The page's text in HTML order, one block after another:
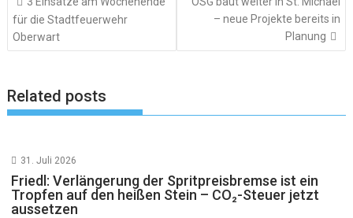
für die Stadtfeuerwehr
Oberwart
– neue Projekte bereits in
Planung
Related posts
31. Juli 2026
Friedl: Verlängerung der Spritpreisbremse ist ein
Tropfen auf den heißen Stein – CO₂-Steuer jetzt
aussetzen